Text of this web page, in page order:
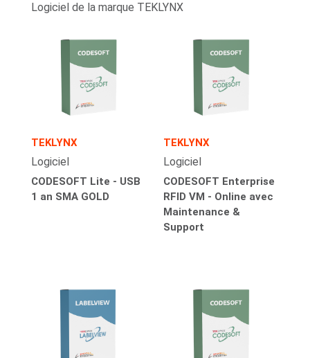
Logiciel de la marque TEKLYNX
TEKLYNX
Logiciel
CODESOFT Lite - USB
1 an SMA GOLD
TEKLYNX
Logiciel
CODESOFT Enterprise
RFID VM - Online avec
Maintenance &
Support